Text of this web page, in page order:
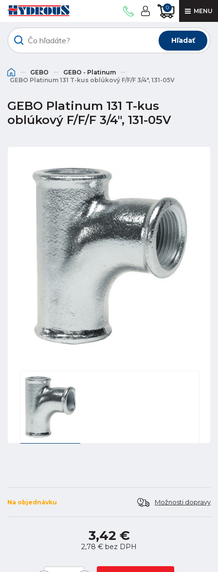
0 MENU
Hľadať
GEBO
GEBO - Platinum
GEBO Platinum 131 T-kus oblúkový F/F/F 3/4", 131-05V
GEBO Platinum 131 T-kus
oblúkový F/F/F 3/4", 131-05V
Na objednávku Možnosti dopravy
3,42 €
2,78 € bez DPH